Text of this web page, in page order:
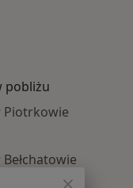
pobliżu
Piotrkowie